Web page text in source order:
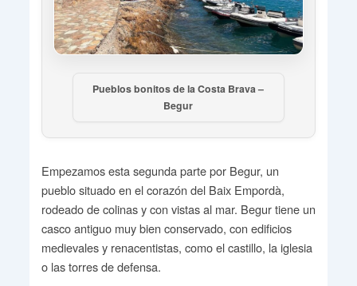
Pueblos bonitos de la Costa Brava –
Begur
Empezamos esta segunda parte por Begur, un
pueblo situado en el corazón del Baix Empordà,
rodeado de colinas y con vistas al mar. Begur tiene un
casco antiguo muy bien conservado, con edificios
medievales y renacentistas, como el castillo, la iglesia
o las torres de defensa.